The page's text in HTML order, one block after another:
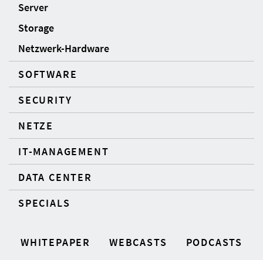
Server
Storage
Netzwerk-Hardware
SOFTWARE
SECURITY
NETZE
IT-MANAGEMENT
DATA CENTER
SPECIALS
WHITEPAPER WEBCASTS
PODCASTS